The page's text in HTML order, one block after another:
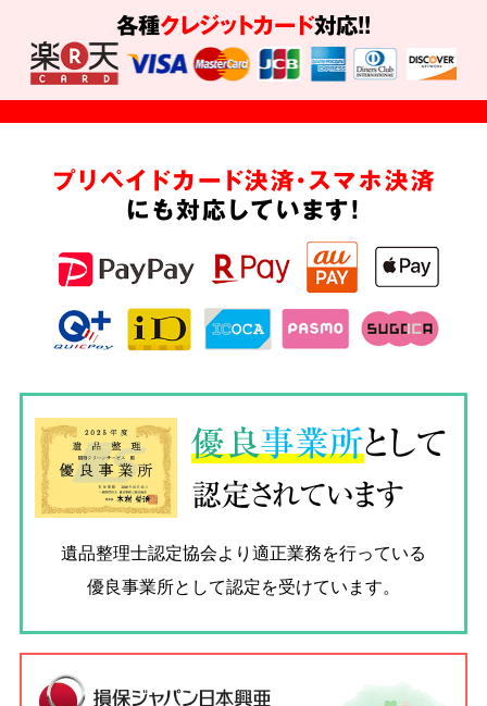
各種クレジットカード対応!!
プリペイドカード決済・スマホ決済
にも対応しています!
優良事業所として
認定されています
遺品整理士認定協会より適正業務を行っている
優良事業所として認定を受けています。